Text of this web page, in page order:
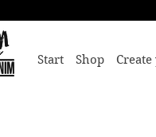
Start Shop